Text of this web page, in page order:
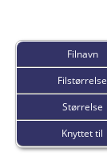
Filnavn
Filstørrelse
Størrelse
Knyttet til